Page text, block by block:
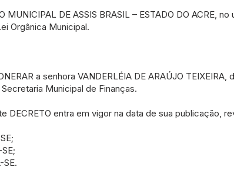
MUNICIPAL DE ASSIS BRASIL – ESTADO DO ACRE,
Orgânica Municipal.
a senhora VANDERLÉIA DE ARAÚJO
Municipal de Finanças.
DECRETO entra em vigor na data de sua publicação,
SE.